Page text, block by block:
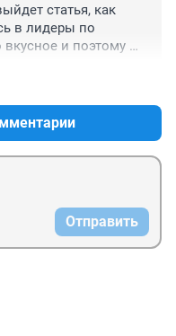
статья, как
в лидеры по
и поэтому
китайской. Но
себе позволить
пить его, а
так и будут.
Отправить